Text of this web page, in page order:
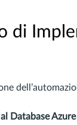
di
Database Azure